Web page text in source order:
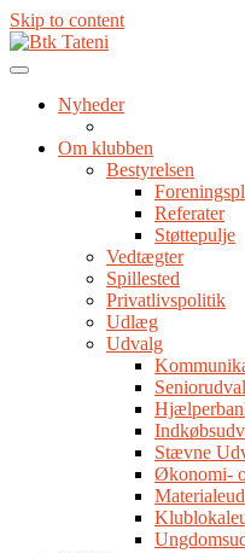
Skip to content
Nyheder
Om klubben
Bestyrelsen
Referater
Støttepulje
Vedtægter
Spillested
Privatlivspolitik
Udlæg
Udvalg
Stævne
Økonomi-